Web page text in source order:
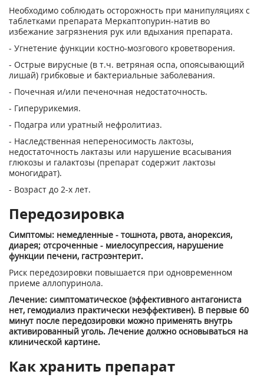
Необходимо соблюдать осторожность при манипуляциях с
таблетками препарата Меркаптопурин-натив во
избежание загрязнения рук или вдыхания препарата.
- Угнетение функции костно-мозгового кроветворения.
- Острые вирусные (в т.ч. ветряная оспа, опоясывающий
лишай) грибковые и бактериальные заболевания.
- Почечная и/или печеночная недостаточность.
- Гиперурикемия.
- Подагра или уратный нефролитиаз.
- Наследственная непереносимость лактозы,
недостаточность лактазы или нарушение всасывания
глюкозы и галактозы (препарат содержит лактозы
моногидрат).
- Возраст до 2-х лет.
Передозировка
Симптомы: немедленные - тошнота, рвота, анорексия,
диарея; отсроченные - миелосупрессия, нарушение
функции печени, гастроэнтерит.
Риск передозировки повышается при одновременном
приеме аллопуринола.
Лечение: симптоматическое (эффективного антагониста
нет, гемодиализ практически неэффективен). В первые 60
минут после передозировки можно применять внутрь
активированный уголь. Лечение должно основываться на
клинической картине.
Как хранить препарат